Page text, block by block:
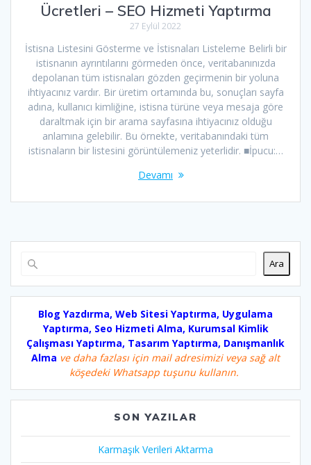
Ücretleri – SEO Hizmeti Yaptırma
27 Eylül 2022
İstisna Listesini Gösterme ve İstisnaları Listeleme Belirli bir
istisnanın ayrıntılarını görmeden önce, veritabanınızda
depolanan tüm istisnaları gözden geçirmenin bir yoluna
ihtiyacınız vardır. Bir üretim ortamında bu, sonuçları sayfa
adına, kullanıcı kimliğine, istisna türüne veya mesaja göre
daraltmak için bir arama sayfasına ihtiyacınız olduğu
anlamına gelebilir. Bu örnekte, veritabanındaki tüm
istisnaların bir listesini görüntülemeniz yeterlidir. ■İpucu:…
Devamı
Ara
Blog Yazdırma, Web Sitesi Yaptırma, Uygulama
Yaptırma, Seo Hizmeti Alma, Kurumsal Kimlik
Çalışması Yaptırma, Tasarım Yaptırma, Danışmanlık
Alma ve daha fazlası için mail adresimizi veya sağ alt
köşedeki Whatsapp tuşunu kullanın.
SON YAZILAR
Karmaşık Verileri Aktarma